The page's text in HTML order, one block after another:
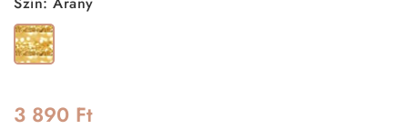
Arany
3 890 Ft